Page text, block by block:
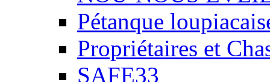
Pétanque
Propriétaires et
SAFE33